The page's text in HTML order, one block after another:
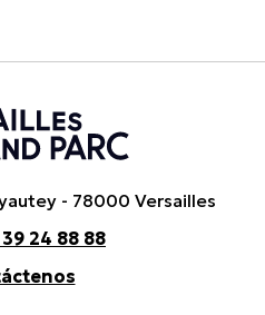
- 78000 Versailles
24 88 88